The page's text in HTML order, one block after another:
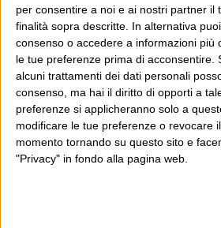
per consentire a noi e ai nostri partner il
finalità sopra descritte. In alternativa
consenso o accedere a informazioni più
le tue preferenze prima di acconsentire.
alcuni trattamenti dei dati personali
consenso, ma hai il diritto di opporti a
preferenze si applicheranno solo a
modificare le tue preferenze o revocare
momento tornando su questo sito e
"Privacy" in fondo alla pagina web.